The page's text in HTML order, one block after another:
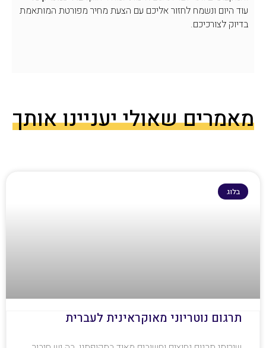
עוד היום ונשמח לחזור אליכם עם הצעת מחיר מפורטת המותאמת
בדיוק לצורכיכם.
מאמרים שאולי יעניינו אותך
בלוג
תרגום נוטריוני מאוקראינית לעברית